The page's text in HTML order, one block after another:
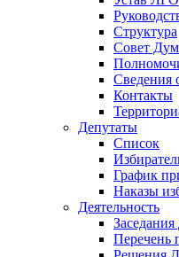
Структура
Совет
Сведения
Контакты
Депутаты
Список
График
Наказы
Деятельность
Перечень